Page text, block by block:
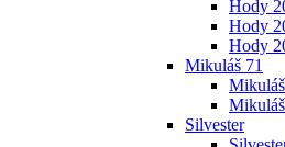
Hody
Hody
Hody
Mikuláš 71
Silvester